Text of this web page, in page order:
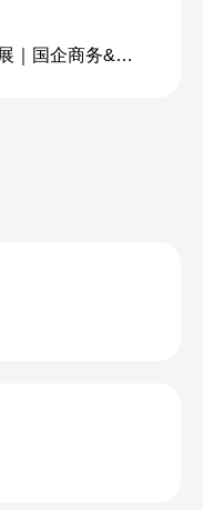
积极履职显担当 聚力赋能新发展｜国企商务&中企人力出席上海现代服务业联合会第五届会员大会第三次会议暨2026服务业高质量发展大会